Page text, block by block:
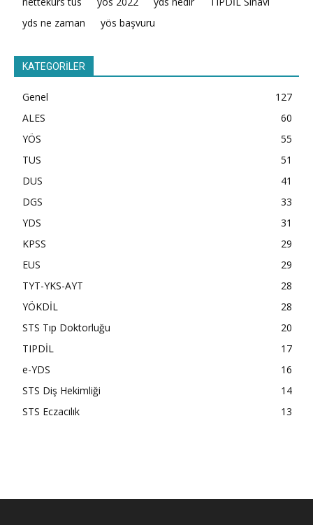
yds ne zaman
yös başvuru
KATEGORİLER
Genel
127
ALES
60
YÖS
55
TUS
51
DUS
41
DGS
33
YDS
31
KPSS
29
EUS
29
TYT-YKS-AYT
28
YÖKDİL
28
STS Tıp Doktorluğu
20
TIPDİL
17
e-YDS
16
STS Diş Hekimliği
14
STS Eczacılık
13